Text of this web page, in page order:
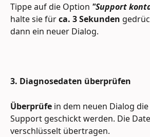
Tippe auf die Option "Support
halte sie für ca. 3 Sekunden
dann ein neuer Dialog.
3. Diagnosedaten überprüfen
Überprüfe in dem neuen Dialog
Support geschickt werden. Die
verschlüsselt übertragen.